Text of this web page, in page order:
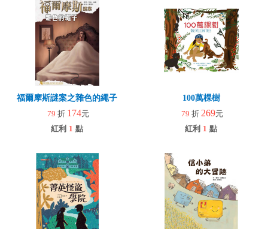
福爾摩斯謎案之雜色的繩子
79 折 174元
紅利 1 點
100萬棵樹
79 折 269元
紅利 1 點